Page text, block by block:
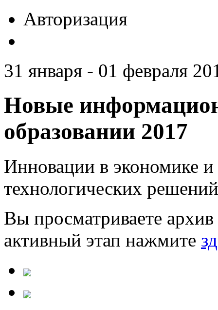
Авторизация
31 января - 01 февраля
Новые
образовании 2017
Инновации в экономике и
технологических
Вы просматриваете
активный этап нажмите